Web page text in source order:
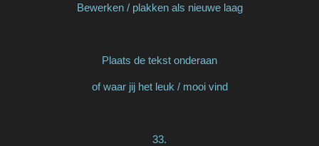
Bewerken / plakken als nieuwe laag
Plaats de tekst onderaan
of waar jij het leuk / mooi vind
33.